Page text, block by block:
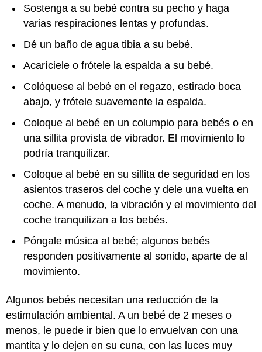
Sostenga a su bebé contra su pecho y haga
varias respiraciones lentas y profundas.
Dé un baño de agua tibia a su bebé.
Acaríciele o frótele la espalda a su bebé.
Colóquese al bebé en el regazo, estirado boca
abajo, y frótele suavemente la espalda.
Coloque al bebé en un columpio para bebés o en
una sillita provista de vibrador. El movimiento lo
podría tranquilizar.
Coloque al bebé en su sillita de seguridad en los
asientos traseros del coche y dele una vuelta en
coche. A menudo, la vibración y el movimiento del
coche tranquilizan a los bebés.
Póngale música al bebé; algunos bebés
responden positivamente al sonido, aparte de al
movimiento.
Algunos bebés necesitan una reducción de la
estimulación ambiental. A un bebé de 2 meses o
menos, le puede ir bien que lo envuelvan con una
mantita y lo dejen en su cuna, con las luces muy